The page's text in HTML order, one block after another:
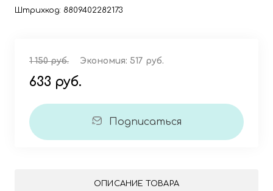
Штрихкод: 8809402282173
1 150 руб. Экономия: 517 руб.
633 руб.
Подписаться
ОПИСАНИЕ ТОВАРА